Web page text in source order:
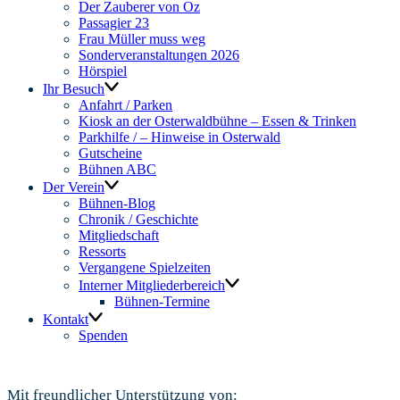
Der Zauberer von Oz
Passagier 23
Frau Müller muss weg
Sonderveranstaltungen 2026
Hörspiel
Ihr Besuch
Anfahrt / Parken
Kiosk an der Osterwaldbühne – Essen & Trinken
Parkhilfe / – Hinweise in Osterwald
Gutscheine
Bühnen ABC
Der Verein
Bühnen-Blog
Chronik / Geschichte
Mitgliedschaft
Ressorts
Vergangene Spielzeiten
Interner Mitgliederbereich
Bühnen-Termine
Kontakt
Spenden
Mit freundlicher Unterstützung von: